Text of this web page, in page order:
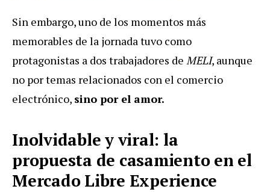
Sin embargo, uno de los momentos más
memorables de la jornada tuvo como
protagonistas a dos trabajadores de MELI, aunque
no por temas relacionados con el comercio
electrónico, sino por el amor.
Inolvidable y viral: la
propuesta de casamiento en el
Mercado Libre Experience